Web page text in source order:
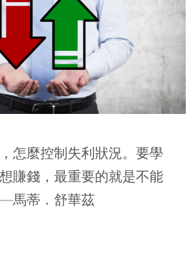
怎麼控制失利狀況。要學
賺錢，最重要的就是不能
馬蒂．舒華茲